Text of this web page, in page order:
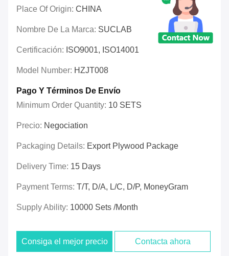
Place Of Origin: CHINA
Nombre De La Marca: SUCLAB
Certificación: ISO9001, ISO14001
Model Number: HZJT008
Pago Y Términos De Envío
Minimum Order Quantity: 10 SETS
Precio: Negociation
Packaging Details: Export Plywood Package
Delivery Time: 15 Days
Payment Terms: T/T, D/A, L/C, D/P, MoneyGram
Supply Ability: 10000 Sets /Month
Consiga el mejor precio Contacta ahora